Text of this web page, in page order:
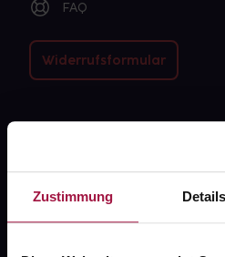
Zustimmung Details
FAQ
Widerrufsformular
Karriere